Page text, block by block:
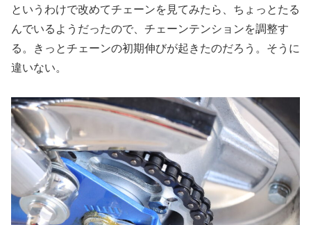
というわけで改めてチェーンを見てみたら、ちょっとたる
んでいるようだったので、チェーンテンションを調整す
る。きっとチェーンの初期伸びが起きたのだろう。そうに
違いない。